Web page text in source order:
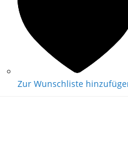
Zur Wunschliste